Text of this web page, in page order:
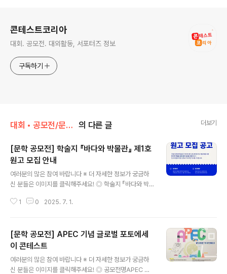
콘테스트코리아
대회. 공모전. 대외활동, 서포터즈 정보
구독하기
대회 • 공모전/문학 • 문예 • 네이밍 • 슬로건 의 다른 글 더보기
[문학 공모전] 학술지 『바다와 박물관』 제1호
원고 모집 안내
여러분의 많은 참여 바랍니다 ※ 더 자세한 정보가 궁금하
신 분들은 이미지를 클릭해주세요! ◎ 학술지 『바다와 박
eum)』은 2024년 국립인천해양박물관 개관과 함께 창간
는 연 1회 발간되며, 국립인천해양박물관은 바다에 대한 관
심 확대와 연구 활성화를 위해관련 분야 원고를 모집합니
다. 연구자분들의 많은 관심과 적극적인 투고를 기다립니
다. ◎ 원고분야해양 및 박물관 분야와 직·간접적으로 관련
1 0 2025. 7. 1.
[문학 공모전] APEC 기념 글로벌 포토에세
이 콘테스트
여러분의 많은 참여 바랍니다 ※ 더 자세한 정보가 궁금하
신 분들은 이미지를 클릭해주세요! ◎ 공모전명APEC 기